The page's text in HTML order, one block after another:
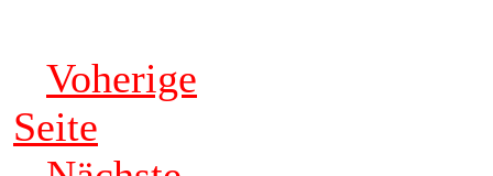
Voherige
Seite